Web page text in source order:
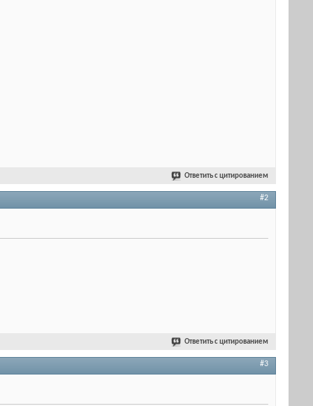
Ответить с цитированием
#2
Ответить с цитированием
#3